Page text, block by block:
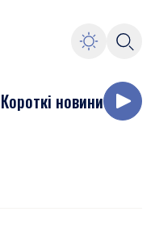
Короткі новини